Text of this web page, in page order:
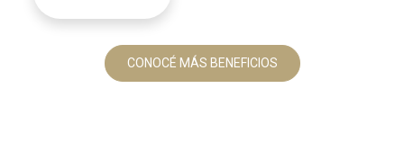
CONOCÉ MÁS BENEFICIOS